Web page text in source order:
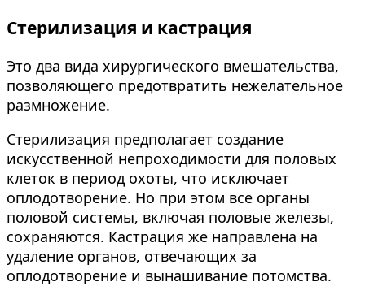
Стерилизация и кастрация
Это два вида хирургического вмешательства,
позволяющего предотвратить нежелательное
размножение.
Стерилизация предполагает создание
искусственной непроходимости для половых
клеток в период охоты, что исключает
оплодотворение. Но при этом все органы
половой системы, включая половые железы,
сохраняются. Кастрация же направлена на
удаление органов, отвечающих за
оплодотворение и вынашивание потомства.